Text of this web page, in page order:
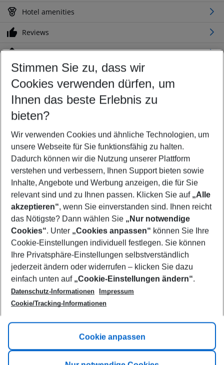
Hotel amenities
Reviews
Location
Customize your offer
Find the perfect deal which suits your best
Your departure airport
Any airport
Select your date range
08/08/26–06/08/27 5-8 nights
Who will travel
2 adults No children
Show more filter
Footer
Footer navigation
Title A
Link A
Stimmen Sie zu, dass wir
Cookies verwenden dürfen, um
Ihnen das beste Erlebnis zu
bieten?
Wir verwenden Cookies und ähnliche Technologien, um
unsere Webseite für Sie funktionsfähig zu halten.
Dadurch können wir die Nutzung unserer Plattform
verstehen und verbessern, Ihnen Support bieten sowie
Inhalte, Angebote und Werbung anzeigen, die für Sie
relevant sind und zu Ihnen passen. Klicken Sie auf „Alle
akzeptieren“, wenn Sie einverstanden sind. Ihnen reicht
das Nötigste? Dann wählen Sie „Nur notwendige
Cookies“. Unter „Cookies anpassen“ können Sie Ihre
Cookie-Einstellungen individuell festlegen. Sie können
Ihre Privatsphäre-Einstellungen selbstverständlich
jederzeit ändern oder widerrufen – klicken Sie dazu
einfach unten auf „Cookie-Einstellungen ändern“.
Datenschutz-Informationen
Impressum
Cookie/Tracking-Informationen
Cookie anpassen